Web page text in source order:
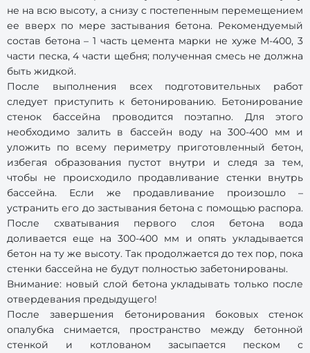
не на всю высоту, а снизу с постепенным перемещением
ее вверх по мере застывания бетона. Рекомендуемый
состав бетона – 1 часть цемента марки не хуже М-400, 3
части песка, 4 части щебня; полученная смесь не должна
быть жидкой.
После выполнения всех подготовительных работ
следует приступить к бетонированию. Бетонирование
стенок бассейна проводится поэтапно. Для этого
необходимо залить в бассейн воду на 300-400 мм и
уложить по всему периметру приготовленный бетон,
избегая образования пустот внутри и следя за тем,
чтобы не происходило продавливание стенки внутрь
бассейна. Если же продавливание произошло –
устранить его до застывания бетона с помощью распора.
После схватывания первого слоя бетона вода
доливается еще на 300-400 мм и опять укладывается
бетон на ту же высоту. Так продолжается до тех пор, пока
стенки бассейна не будут полностью забетонированы.
Внимание: новый слой бетона укладывать только после
отвердевания предыдущего!
После завершения бетонирования боковых стенок
опалубка снимается, пространство между бетонной
стенкой и котлованом засыпается песком с